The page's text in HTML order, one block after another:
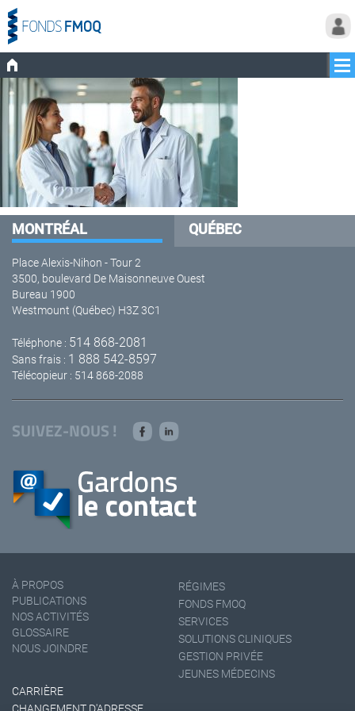
MONTRÉAL QUÉBEC
Place Alexis-Nihon - Tour 2
3500, boulevard De Maisonneuve Ouest
Bureau 1900
Westmount (Québec) H3Z 3C1
Téléphone : 514 868-2081
Sans frais : 1 888 542-8597
Télécopieur : 514 868-2088
SUIVEZ-NOUS !
À PROPOS
PUBLICATIONS
NOS ACTIVITÉS
GLOSSAIRE
NOUS JOINDRE
RÉGIMES
FONDS FMOQ
SERVICES
SOLUTIONS CLINIQUES
GESTION PRIVÉE
JEUNES MÉDECINS
CARRIÈRE